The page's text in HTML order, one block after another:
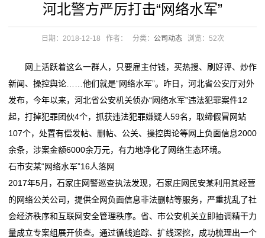
一野生动物地下交易市场被拔除，80余人落网
商业秘密｜国内市场严重“内卷”，但餐饮“出海”是个好生
文旅市场“热”力足 激发消费市场新活力
“一张清单”激发市场活力（新思想引领新时代改革开
放）
万亿级大市场！“更新”“换新”带来经济新活力
韩志国：A股市场为何难以摆脱3000点魔咒
全球市场迎“关键6小时”！
人民财评：构建全国统一大市场
金山这个临时市场启用！180多家经营户入驻！
商业秘密｜国内市场严重“内卷”，但餐饮“出海”是个好生
意吗？
文旅市场“热”力足 激发消费市场新活力
“一张清单”激发市场活力（新思想引领新时代改革开
放）
万亿级大市场！“更新”“换新”带来经济新活力
韩志国：A股市场为何难以摆脱3000点魔咒
全球市场迎“关键6小时”！
河北警方严厉打击“网络水军”
日期：2018-12-18 作者： 分类： 公司动态 浏览： 52次
网上活跃着这么一群人，只要雇主付钱，买热搜、刷好评、炒作
新闻、操控舆论……他们就是“网络水军”。昨日，河北省公安厅对外
发布，今年以来，河北省公安机关侦办“网络水军”违法犯罪案件12
起，打掉犯罪团伙4个，抓获违法犯罪嫌疑人59名，取缔假冒网站
107个，处置有偿发帖、删帖、公关、操控舆论等网上负面信息2000
余条，涉案金额6000余万元，有力地净化了网络生态环境。
石市安某“网络水军”16人落网
2017年5月，石家庄网警巡查执法发现，石家庄网民安某利用其经营
的网络公关公司，提供全网负面信息非法删帖等服务，严重扰乱了社
会经济秩序和互联网安全管理秩序。省、市公安机关立即抽调精干力
量成立专案组展开侦查。通过循线追踪、扩线深挖，成功梳理出一个